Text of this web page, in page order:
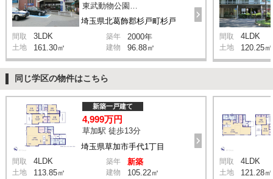
埼玉県北葛飾郡杉戸町杉戸
間取 3LDK 築年 2000年
土地 161.30㎡ 建物 96.88㎡
間取 4LDK
土地 120.25㎡
同じ学区の物件はこちら
埼玉県草加市手代1丁目
新築一戸建て
4,999万円
草加駅 徒歩13分
間取 4LDK 築年 新築
土地 113.85㎡ 建物 105.22㎡
間取 4LDK
土地 121.28㎡